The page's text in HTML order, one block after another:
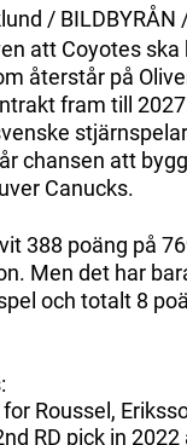
/
att Coyotes ska
återstår på
fram till
chansen att
Canucks.
388 poäng på
Men det har
och totalt 8
Roussel,
RD pick in